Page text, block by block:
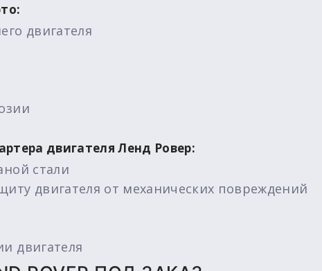
двигателя
двигателя Ленд Ровер:
стали
двигателя от механических повреждений
двигателя